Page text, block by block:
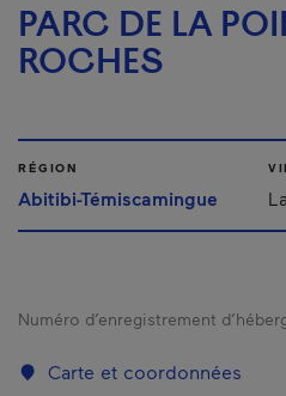
PARC DE LA
ROCHES
RÉGION
Abitibi-Témiscamingue
Numéro d’enregistrement
Carte et coordonnées